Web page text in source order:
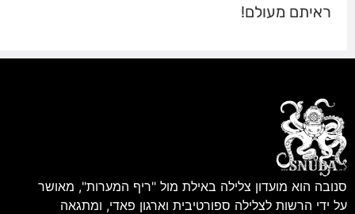
ראיתם מעולם!
סנובה הוא מועדון צלילה באילת מול "ריף המערות", מאושר
על ידי הרשות לצלילה ספורטיבית וארגון פאדי, ומתגאה